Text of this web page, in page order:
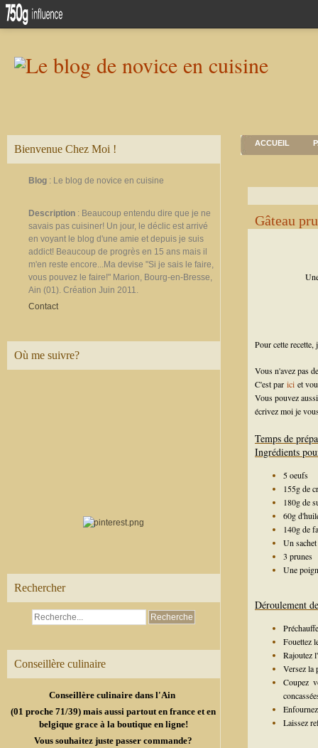
Bienvenue Chez Moi !
Blog : Le blog de novice en cuisine
Description : Beaucoup entendu dire que je ne
savais pas cuisiner! Un jour, le déclic est arrivé
en voyant le blog d'une amie et depuis je suis
addict! Beaucoup de progrès en 15 ans mais il
m'en reste encore...Ma devise "Si je sais le faire,
vous pouvez le faire!" Marion, Bourg-en-Bresse,
Ain (01). Création Juin 2011.
Contact
Où me suivre?
Rechercher
Conseillère culinaire
Conseillère culinaire dans l'Ain
(01 proche 71/39) mais aussi partout en france et en
belgique grace à la boutique en ligne!
Vous souhaitez juste passer commande?
ACCUEIL
Gâteau
Pour cette
Vous n'avez pas
C'est par ici et
Vous pouvez
écrivez moi je
Temps de
Ingrédients
5 oeufs
155g de
180g de
60g
140g de
Un
3 prunes
Une
Déroulement
Fouettez
Rajoutez
Versez la
Coupez
Laissez